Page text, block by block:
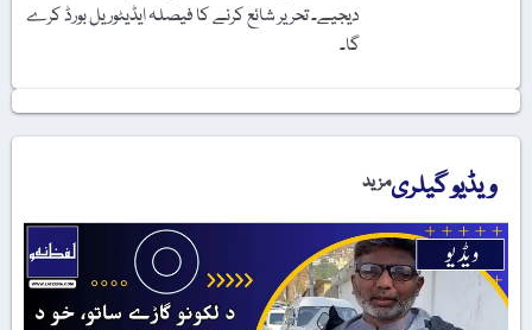
دیجیے۔ تحریر شائع کرنے کا فیصلہ ایڈیٹوریل بورڈ کرے
گیلریمزید